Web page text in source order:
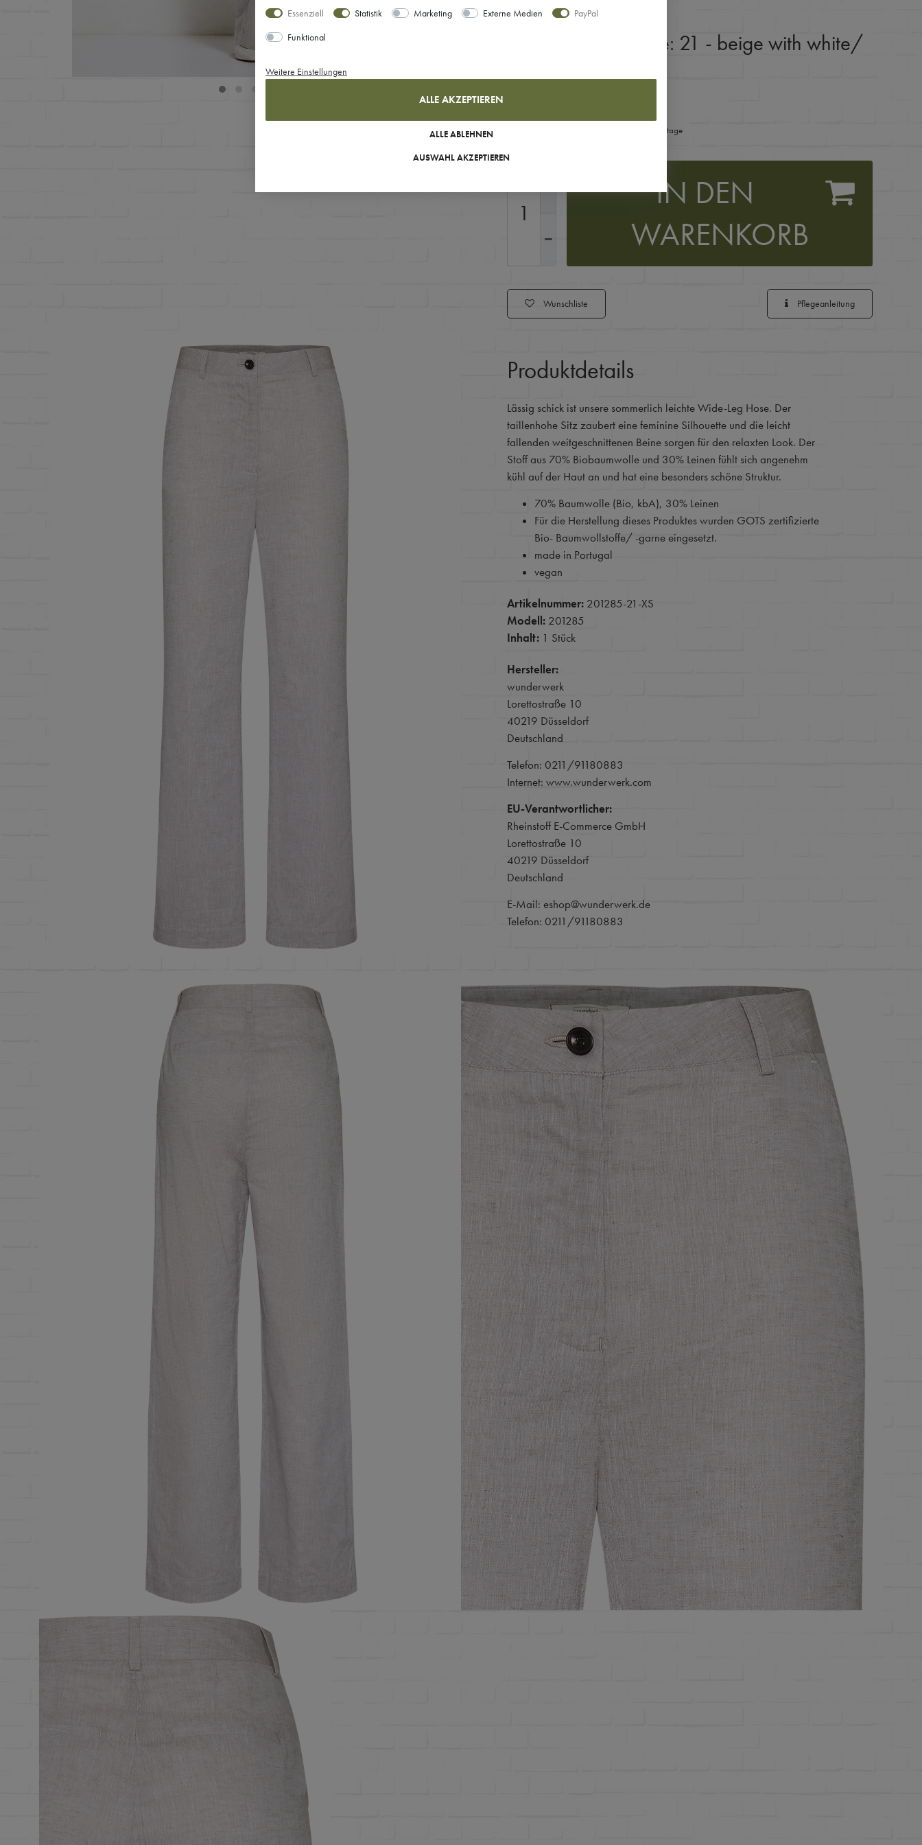
Farbe: 21 - beige with white/
Größe: XS
Sofort versandfertig, Lieferzeit 1-3 Werktage
IN DEN
WARENKORB
Wunschliste Pflegeanleitung
Produktdetails
Lässig schick ist unsere sommerlich leichte Wide-Leg Hose. Der
taillenhohe Sitz zaubert eine feminine Silhouette und die leicht
fallenden weitgeschnittenen Beine sorgen für den relaxten Look. Der
Stoff aus 70% Biobaumwolle und 30% Leinen fühlt sich angenehm
kühl auf der Haut an und hat eine besonders schöne Struktur.
70% Baumwolle (Bio, kbA), 30% Leinen
Für die Herstellung dieses Produktes wurden GOTS zertifizierte
Bio- Baumwollstoffe/ -garne eingesetzt.
made in Portugal
vegan
Artikelnummer: 201285-21-XS
Modell: 201285
Inhalt: 1 Stück
Hersteller:
wunderwerk
Lorettostraße 10
40219 Düsseldorf
Deutschland
Telefon: 0211/91180883
Internet: www.wunderwerk.com
EU-Verantwortlicher:
Rheinstoff E-Commerce GmbH
Lorettostraße 10
40219 Düsseldorf
Deutschland
E-Mail: eshop@wunderwerk.de
Telefon: 0211/91180883
Essenziell
Statistik Marketing Externe Medien
PayPal
Funktional
Weitere Einstellungen
ALLE AKZEPTIEREN
ALLE ABLEHNEN
AUSWAHL AKZEPTIEREN